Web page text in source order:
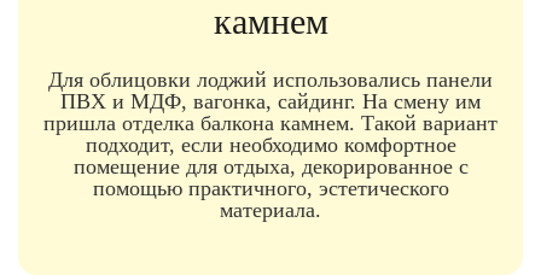
камнем
Для облицовки лоджий использовались панели
ПВХ и МДФ, вагонка, сайдинг. На смену им
пришла отделка балкона камнем. Такой вариант
подходит, если необходимо комфортное
помещение для отдыха, декорированное с
помощью практичного, эстетического
материала.